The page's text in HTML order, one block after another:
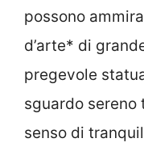
possono
d’arte* di
pregevole
sguardo
senso di